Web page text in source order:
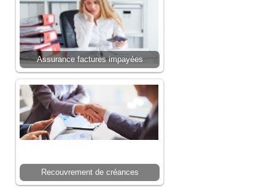
Assurance factures impayées
Recouvrement de créances